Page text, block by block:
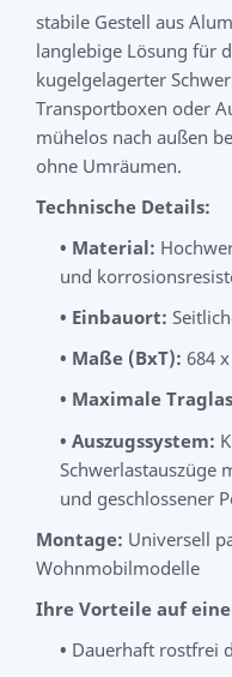
stabile Gestell aus
langlebige Lösung für
kugelgelagerter
Transportboxen oder
mühelos nach außen
ohne Umräumen.
Technische Details:
• Material:
und
• Einbauort:
• Maße (BxT): 684
• Maximale
• Auszugssystem:
Schwerlastauszüge
und geschlossener
Montage: Universell
Wohnmobilmodelle
Ihre Vorteile auf
• Dauerhaft rostfrei